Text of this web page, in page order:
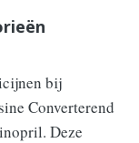
bij
Converterend
Deze